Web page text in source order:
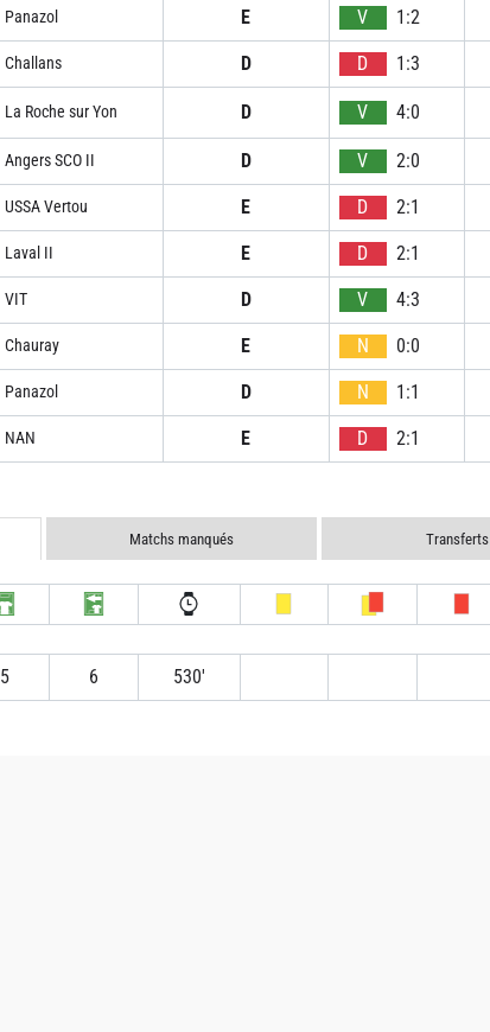
Panazol E V 1:2
Challans D D 1:3
La Roche sur Yon D V 4:0
Angers SCO II D V 2:0
USSA Vertou E D 2:1
Laval II E D 2:1
VIT D V 4:3
Chauray E N 0:0
Panazol D N 1:1
NAN E D 2:1
Matchs manqués Transferts
5 6 530′